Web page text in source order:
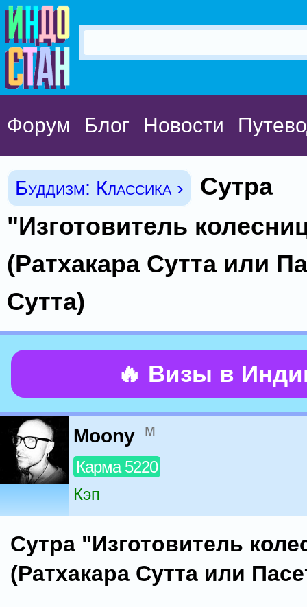
Форум Блог Новости
Буддизм: Классика ›
Сутра
"Изготовитель
(Ратхакара Сутта или
Сутта)
🔥 Визы в
Moony м
Карма 5220
Кэп
Сутра "Изготовитель
(Ратхакара Сутта или